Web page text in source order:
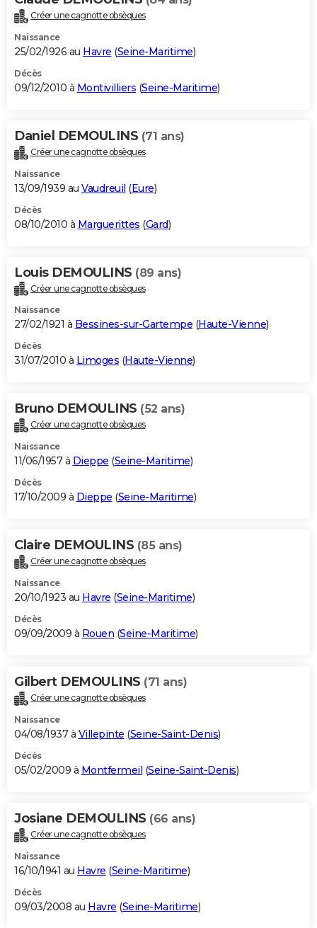
Créer une cagnotte obsèques
Naissance
25/02/1926 au Havre (Seine-Maritime)
Décès
09/12/2010 à Montivilliers (Seine-Maritime)
Daniel DEMOULINS (71 ans)
Créer une cagnotte obsèques
Naissance
13/09/1939 au Vaudreuil (Eure)
Décès
08/10/2010 à Marguerittes (Gard)
Louis DEMOULINS (89 ans)
Créer une cagnotte obsèques
Naissance
27/02/1921 à Bessines-sur-Gartempe (Haute-Vienne)
Décès
31/07/2010 à Limoges (Haute-Vienne)
Bruno DEMOULINS (52 ans)
Créer une cagnotte obsèques
Naissance
11/06/1957 à Dieppe (Seine-Maritime)
Décès
17/10/2009 à Dieppe (Seine-Maritime)
Claire DEMOULINS (85 ans)
Créer une cagnotte obsèques
Naissance
20/10/1923 au Havre (Seine-Maritime)
Décès
09/09/2009 à Rouen (Seine-Maritime)
Gilbert DEMOULINS (71 ans)
Créer une cagnotte obsèques
Naissance
04/08/1937 à Villepinte (Seine-Saint-Denis)
Décès
05/02/2009 à Montfermeil (Seine-Saint-Denis)
Josiane DEMOULINS (66 ans)
Créer une cagnotte obsèques
Naissance
16/10/1941 au Havre (Seine-Maritime)
Décès
09/03/2008 au Havre (Seine-Maritime)